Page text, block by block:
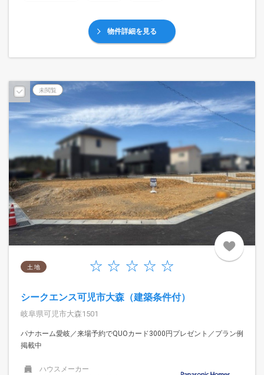
物件詳細を見る
未閲覧
土 地
シークエンス可児市大森（建築条件付）
岐阜県可児市大森1501
パナホーム愛岐／来場予約でQUOカード3000円プレゼント／プラン例
掲載中
ハウスメーカー